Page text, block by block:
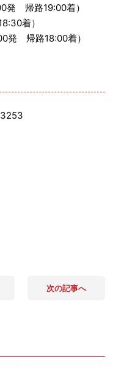
発 帰路19:00着）
着）
発 帰路18:00着）
次の記事へ